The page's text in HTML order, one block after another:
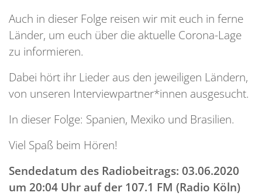
Auch in dieser Folge reisen wir mit euch in ferne
Länder, um euch über die aktuelle Corona-Lage
zu informieren.
Dabei hört ihr Lieder aus den jeweiligen Ländern,
von unseren Interviewpartner*innen ausgesucht.
In dieser Folge: Spanien, Mexiko und Brasilien.
Viel Spaß beim Hören!
Sendedatum des Radiobeitrags: 03.06.2020
um 20:04 Uhr auf der 107.1 FM (Radio Köln)